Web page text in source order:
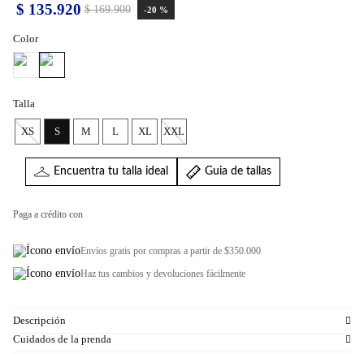
$ 169.900
$ 135.920 -20 %
Color
Talla
XS S M L XL XXL
Encuentra tu talla ideal Guia de tallas
Paga a crédito con
Envíos gratis por compras a partir de $350.000
Haz tus cambios y devoluciones fácilmente
Descripción
Cuidados de la prenda